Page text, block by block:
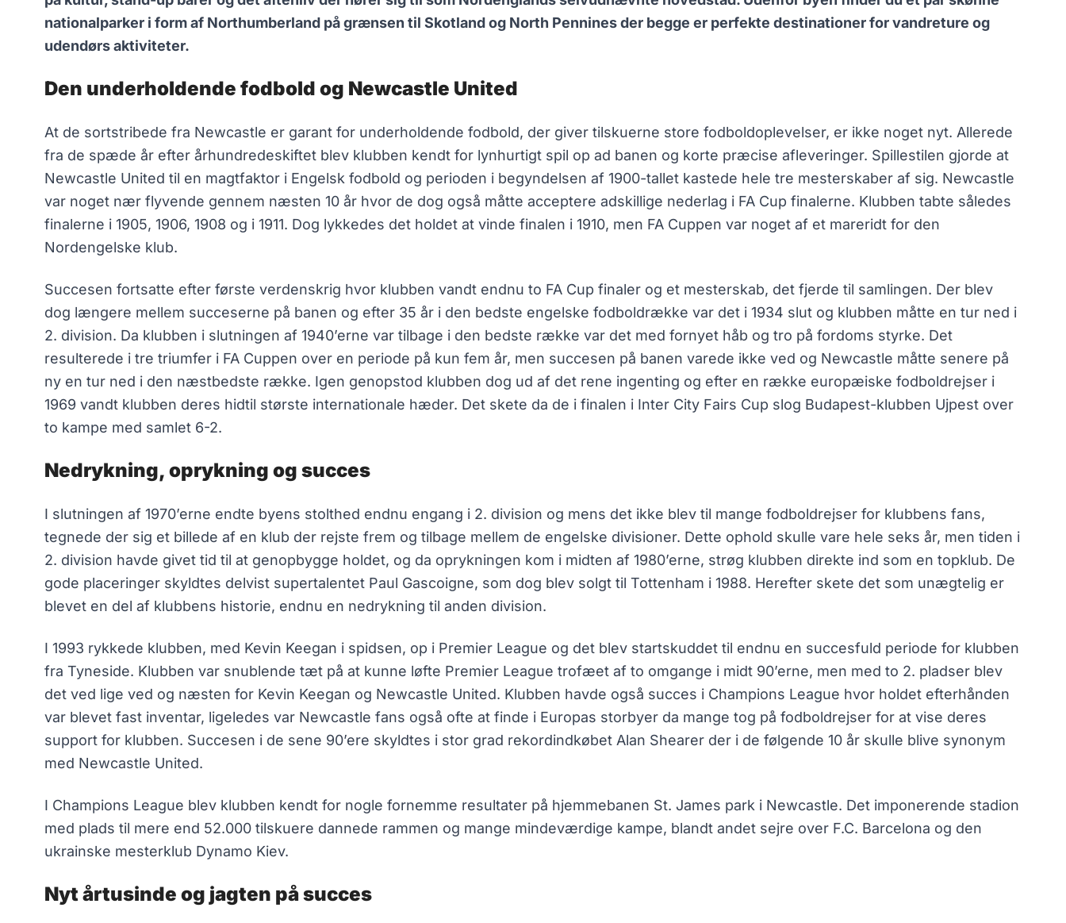
nationalparker i form af Northumberland på grænsen til Skotland og North Pennines der begge er perfekte destinationer for vandreture og
udendørs aktiviteter.
Den underholdende fodbold og Newcastle United
At de sortstribede fra Newcastle er garant for underholdende fodbold, der giver tilskuerne store fodboldoplevelser, er ikke noget nyt. Allerede
fra de spæde år efter århundredeskiftet blev klubben kendt for lynhurtigt spil op ad banen og korte præcise afleveringer. Spillestilen gjorde at
Newcastle United til en magtfaktor i Engelsk fodbold og perioden i begyndelsen af 1900-tallet kastede hele tre mesterskaber af sig. Newcastle
var noget nær flyvende gennem næsten 10 år hvor de dog også måtte acceptere adskillige nederlag i FA Cup finalerne. Klubben tabte således
finalerne i 1905, 1906, 1908 og i 1911. Dog lykkedes det holdet at vinde finalen i 1910, men FA Cuppen var noget af et mareridt for den
Nordengelske klub.
Succesen fortsatte efter første verdenskrig hvor klubben vandt endnu to FA Cup finaler og et mesterskab, det fjerde til samlingen. Der blev
dog længere mellem succeserne på banen og efter 35 år i den bedste engelske fodboldrække var det i 1934 slut og klubben måtte en tur ned i
2. division. Da klubben i slutningen af 1940’erne var tilbage i den bedste række var det med fornyet håb og tro på fordoms styrke. Det
resulterede i tre triumfer i FA Cuppen over en periode på kun fem år, men succesen på banen varede ikke ved og Newcastle måtte senere på
ny en tur ned i den næstbedste række. Igen genopstod klubben dog ud af det rene ingenting og efter en række europæiske fodboldrejser i
1969 vandt klubben deres hidtil største internationale hæder. Det skete da de i finalen i Inter City Fairs Cup slog Budapest-klubben Ujpest over
to kampe med samlet 6-2.
Nedrykning, oprykning og succes
I slutningen af 1970’erne endte byens stolthed endnu engang i 2. division og mens det ikke blev til mange fodboldrejser for klubbens fans,
tegnede der sig et billede af en klub der rejste frem og tilbage mellem de engelske divisioner. Dette ophold skulle vare hele seks år, men tiden i
2. division havde givet tid til at genopbygge holdet, og da oprykningen kom i midten af 1980’erne, strøg klubben direkte ind som en topklub. De
gode placeringer skyldtes delvist supertalentet Paul Gascoigne, som dog blev solgt til Tottenham i 1988. Herefter skete det som unægtelig er
blevet en del af klubbens historie, endnu en nedrykning til anden division.
I 1993 rykkede klubben, med Kevin Keegan i spidsen, op i Premier League og det blev startskuddet til endnu en succesfuld periode for klubben
fra Tyneside. Klubben var snublende tæt på at kunne løfte Premier League trofæet af to omgange i midt 90’erne, men med to 2. pladser blev
det ved lige ved og næsten for Kevin Keegan og Newcastle United. Klubben havde også succes i Champions League hvor holdet efterhånden
var blevet fast inventar, ligeledes var Newcastle fans også ofte at finde i Europas storbyer da mange tog på fodboldrejser for at vise deres
support for klubben. Succesen i de sene 90’ere skyldtes i stor grad rekordindkøbet Alan Shearer der i de følgende 10 år skulle blive synonym
med Newcastle United.
I Champions League blev klubben kendt for nogle fornemme resultater på hjemmebanen St. James park i Newcastle. Det imponerende stadion
med plads til mere end 52.000 tilskuere dannede rammen og mange mindeværdige kampe, blandt andet sejre over F.C. Barcelona og den
ukrainske mesterklub Dynamo Kiev.
Nyt årtusinde og jagten på succes